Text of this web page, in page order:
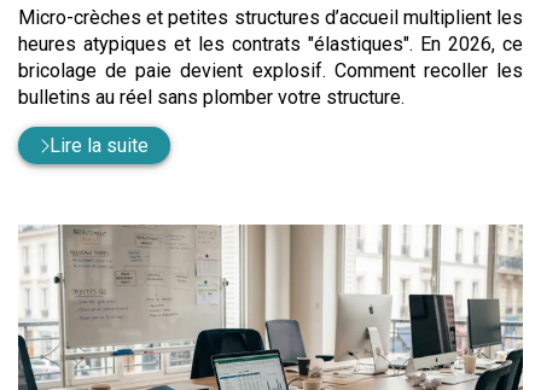
Micro-crèches et petites structures d’accueil multiplient les
heures atypiques et les contrats "élastiques". En 2026, ce
bricolage de paie devient explosif. Comment recoller les
bulletins au réel sans plomber votre structure.
Lire la suite